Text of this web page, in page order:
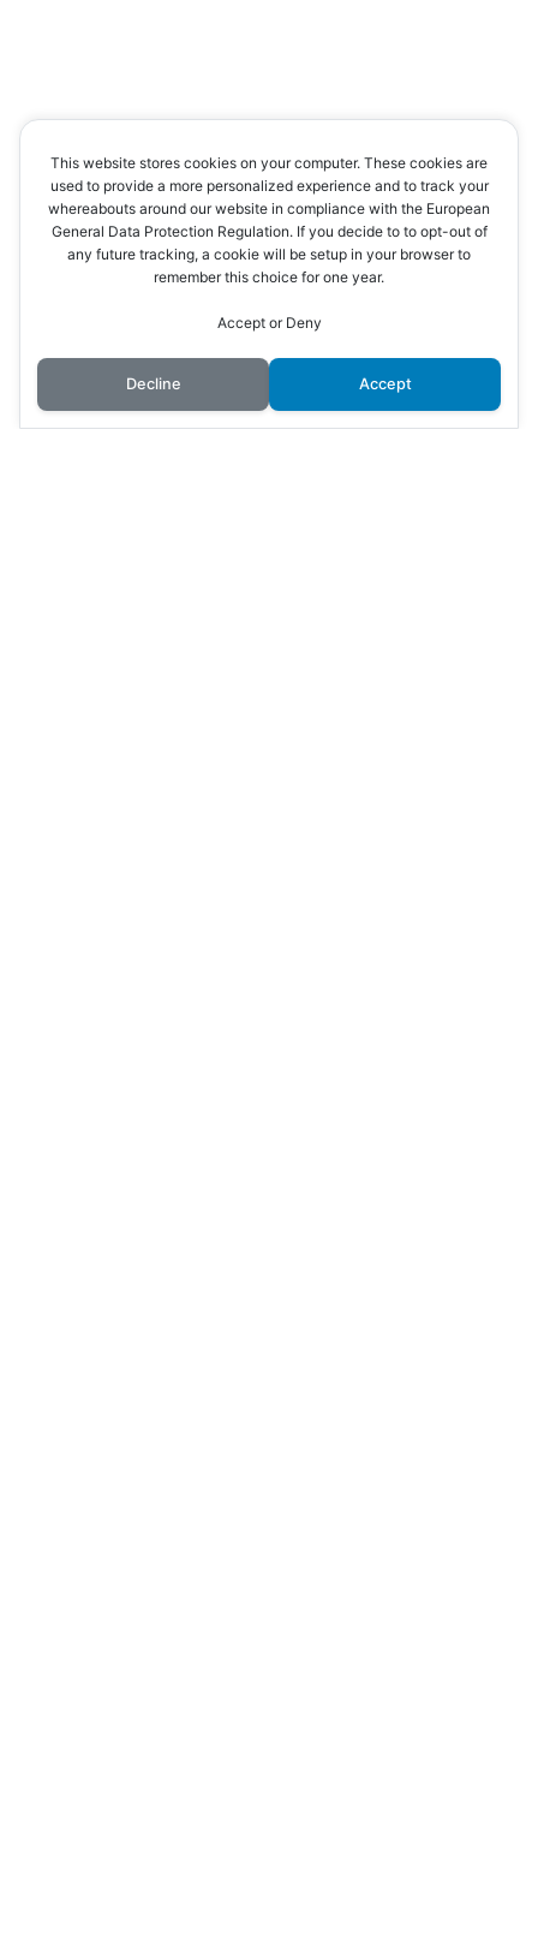
This website stores cookies on your computer. These cookies are
used to provide a more personalized experience and to track your
whereabouts around our website in compliance with the European
General Data Protection Regulation. If you decide to to opt-out of
any future tracking, a cookie will be setup in your browser to
remember this choice for one year.
Accept or Deny
Decline Accept